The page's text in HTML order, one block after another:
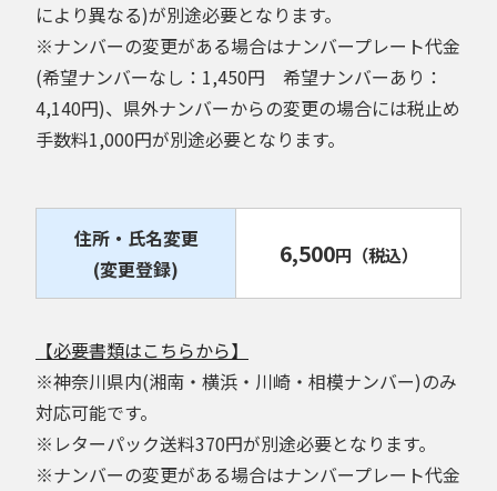
により異なる)が別途必要となります。
※ナンバーの変更がある場合はナンバープレート代金
(希望ナンバーなし：1,450円 希望ナンバーあり：
4,140円)、県外ナンバーからの変更の場合には税止め
手数料1,000円が別途必要となります。
住所・氏名変更
(変更登録)
6,500円 （税込）
【必要書類はこちらから】
※神奈川県内(湘南・横浜・川崎・相模ナンバー)のみ
対応可能です。
※レターパック送料370円が別途必要となります。
※ナンバーの変更がある場合はナンバープレート代金